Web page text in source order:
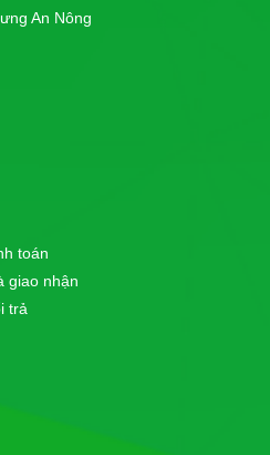
An Nông
toán
giao nhận
trả